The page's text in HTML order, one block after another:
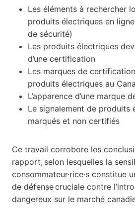
Les éléments à rechercher
produits électriques en
de sécurité)
Les produits électriques
d’une certification
Les marques de
produits électriques au
L’apparence d’une marque
Le signalement de produits
marqués et non certifiés
Ce travail corrobore les
rapport, selon lesquelles la
consommateur·rice·s constitue
de défense cruciale contre
dangereux sur le marché